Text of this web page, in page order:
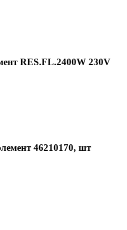
RES.FL.2400W 230V
46210170, шт